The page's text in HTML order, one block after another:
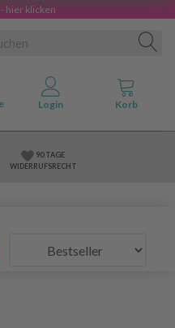
- hier klicken
90 TAGE
WIDERRUFSRECHT